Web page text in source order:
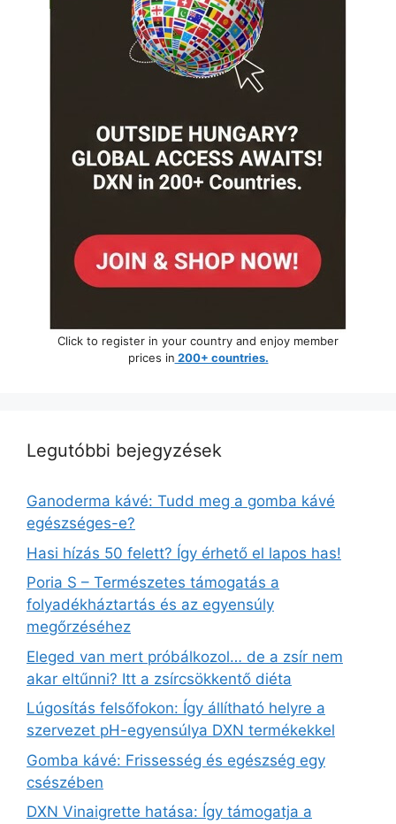
Click to register in your country and enjoy member
prices in 200+ countries.
Legutóbbi bejegyzések
Ganoderma kávé: Tudd meg a gomba kávé
egészséges-e?
Hasi hízás 50 felett? Így érhető el lapos has!
Poria S – Természetes támogatás a
folyadékháztartás és az egyensúly
megőrzéséhez
Eleged van mert próbálkozol… de a zsír nem
akar eltűnni? Itt a zsírcsökkentő diéta
Lúgosítás felsőfokon: Így állítható helyre a
szervezet pH-egyensúlya DXN termékekkel
Gomba kávé: Frissesség és egészség egy
csészében
DXN Vinaigrette hatása: Így támogatja a